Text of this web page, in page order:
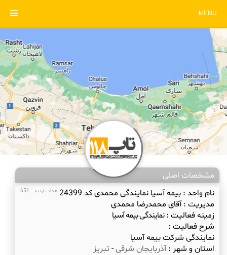
MENU
مشخصات اصلی
تعداد بازدید : 651 نام واحد :بیمه آسیا نمایندگی محمدی کد 24399
مدیریت :آقای محمدرضا محمدی
زمینه فعالیت :نمایندگی بیمه آسیا
شرح فعالیت :
نمایندگی شرکت بیمه آسیا
استان و شهر :آذربایجان شرقی- تبریز